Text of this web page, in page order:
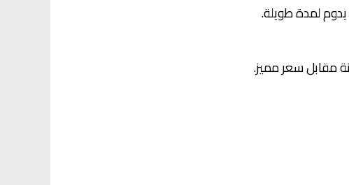
لمدة طويلة.
مقابل سعر مميز.